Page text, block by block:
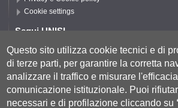
Cookie settings
Segui UNISI
Segui DFCLAM
Questo sito utilizza cookie tecnici e di
di terze parti, per garantire la corretta
analizzare il traffico e misurare
comunicazione istituzionale. Puoi
necessari e di profilazione cliccando su